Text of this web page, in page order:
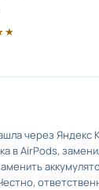
через Яндекс
в AirPods,